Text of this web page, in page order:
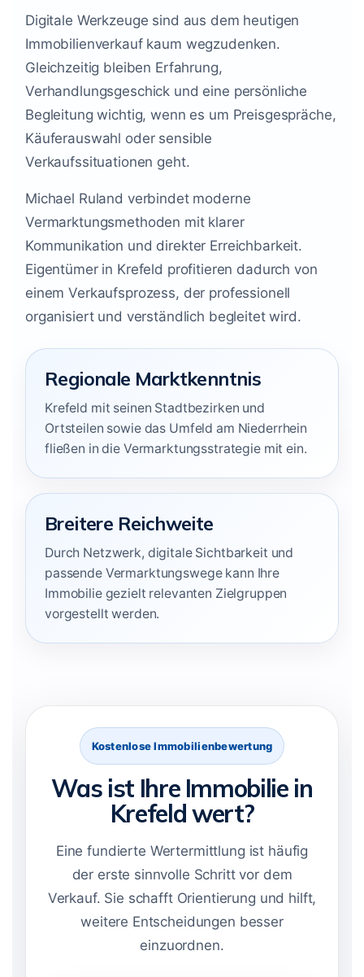
Digitale Werkzeuge sind aus dem heutigen
Immobilienverkauf kaum wegzudenken.
Gleichzeitig bleiben Erfahrung,
Verhandlungsgeschick und eine persönliche
Begleitung wichtig, wenn es um Preisgespräche,
Käuferauswahl oder sensible
Verkaufssituationen geht.
Michael Ruland verbindet moderne
Vermarktungsmethoden mit klarer
Kommunikation und direkter Erreichbarkeit.
Eigentümer in Krefeld profitieren dadurch von
einem Verkaufsprozess, der professionell
organisiert und verständlich begleitet wird.
Regionale Marktkenntnis
Krefeld mit seinen Stadtbezirken und
Ortsteilen sowie das Umfeld am Niederrhein
fließen in die Vermarktungsstrategie mit ein.
Breitere Reichweite
Durch Netzwerk, digitale Sichtbarkeit und
passende Vermarktungswege kann Ihre
Immobilie gezielt relevanten Zielgruppen
vorgestellt werden.
Kostenlose Immobilienbewertung
Was ist Ihre Immobilie in
Krefeld wert?
Eine fundierte Wertermittlung ist häufig
der erste sinnvolle Schritt vor dem
Verkauf. Sie schafft Orientierung und hilft,
weitere Entscheidungen besser
einzuordnen.